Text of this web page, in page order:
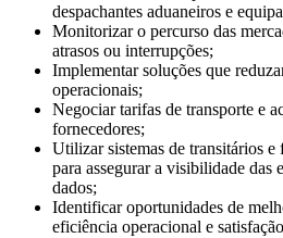
despachantes aduaneiros e
Monitorizar o percurso das
atrasos ou interrupções;
Implementar soluções que
operacionais;
Negociar tarifas de transporte e
fornecedores;
Utilizar sistemas de transitários e
para assegurar a visibilidade das
dados;
Identificar oportunidades de
eficiência operacional e